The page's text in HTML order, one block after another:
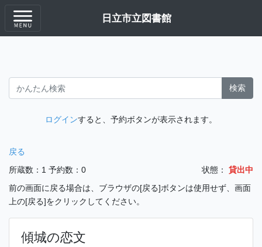
日立市立図書館
検索
ログインすると、予約ボタンが表示されます。
戻る
所蔵数：1 予約数：0 状態：
貸出中
前の画面に戻る場合は、ブラウザの[戻る]ボタンは使用せず、画面
上の[戻る]をクリックしてください。
傾城の恋文